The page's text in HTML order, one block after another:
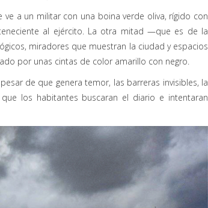
a un militar con una boina verde oliva, rígido con
al ejército. La otra mitad —que es de la
miradores que muestran la ciudad y espacios
por unas cintas de color amarillo con negro.
de que genera temor, las barreras invisibles, la
los habitantes buscaran el diario e intentaran